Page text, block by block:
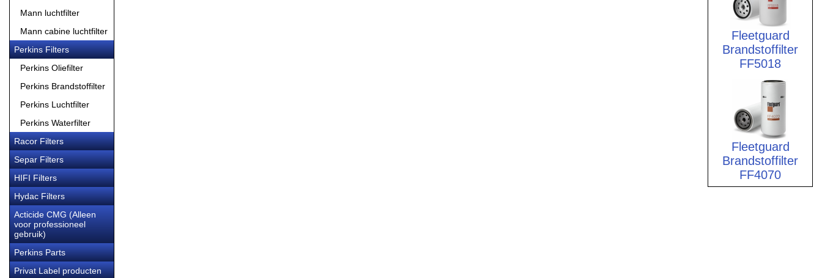
Mann luchtfilter
Mann cabine luchtfilter
Perkins Filters
Perkins Oliefilter
Perkins Brandstoffilter
Perkins Luchtfilter
Perkins Waterfilter
Racor Filters
Separ Filters
HIFI Filters
Hydac Filters
Acticide CMG (Alleen
voor professioneel
gebruik)
Perkins Parts
Privat Label producten
Fleetguard
Brandstoffilter
FF5018
Fleetguard
Brandstoffilter
FF4070